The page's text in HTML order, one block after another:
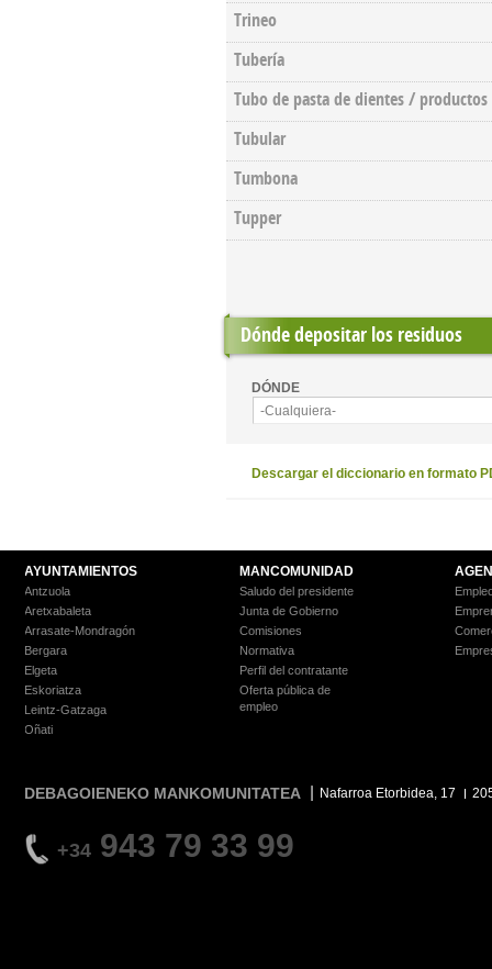
Trineo
Tubería
Tubo de pasta de dientes /
Tubular
Tumbona
Tupper
Dónde depositar los residuos
DÓNDE
-Cualquiera-
Descargar el diccionario en formato
AYUNTAMIENTOS
Antzuola
Aretxabaleta
Arrasate-Mondragón
Bergara
Elgeta
Eskoriatza
Leintz-Gatzaga
Oñati
MANCOMUNIDAD
Saludo del presidente
Junta de Gobierno
Comisiones
Normativa
Perfil del contratante
Oferta pública de
empleo
DEBAGOIENEKO MANKOMUNITATEA Nafarroa Etorbidea, 17
+34 943 79 33 99